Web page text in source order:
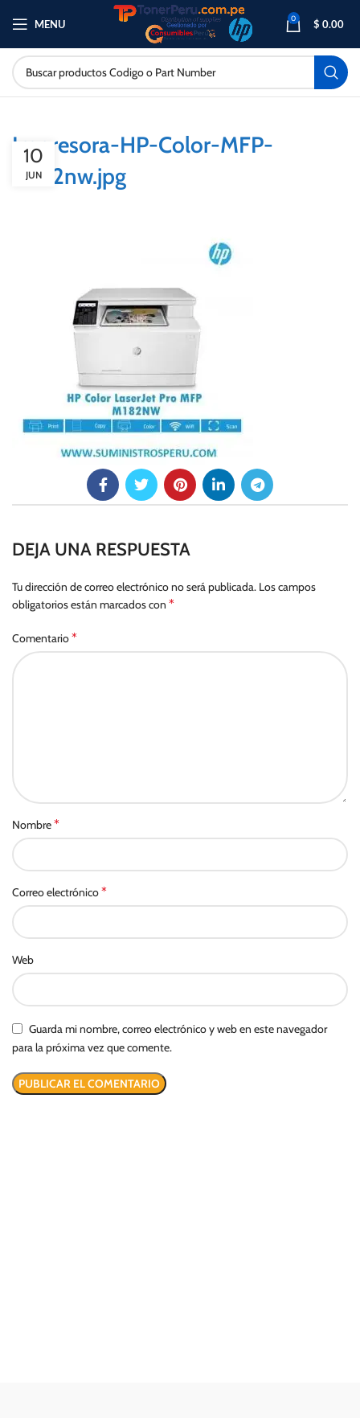
MENU 0 $ 0.00
Impresora-HP-Color-MFP-
M182nw.jpg
10
JUN
DEJA UNA RESPUESTA
Tu dirección de correo electrónico no será publicada. Los campos
obligatorios están marcados con *
Comentario*
Nombre*
Correo electrónico*
Web
Guarda mi nombre, correo electrónico y web en este navegador
para la próxima vez que comente.